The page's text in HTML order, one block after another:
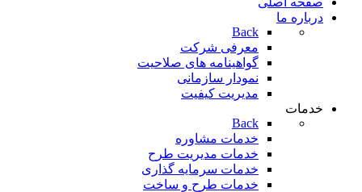
درباره ما
Back
معرفی شرکت
گواهینامه های صلاحیت
نمودار سازمانی
مدیریت کیفیت
خدمات
Back
خدمات مشاوره
خدمات مدیریت طرح
خدمات سرمایه گذاری
خدمات طرح و ساخت